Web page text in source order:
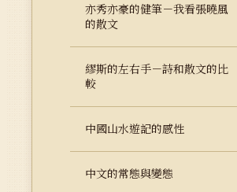
亦秀亦豪的健筆－我看張曉風
的散文
繆斯的左右手－詩和散文的比
較
中國山水遊記的感性
中文的常態與變態